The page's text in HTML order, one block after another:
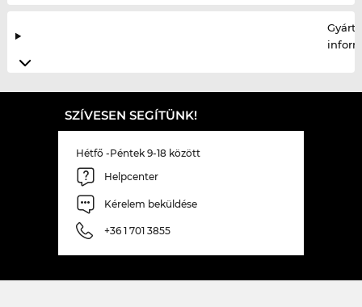
SZÍVESEN SEGÍTÜNK!
Hétfő -Péntek 9-18 között
Helpcenter
Kérelem beküldése
+36 1 701 3855